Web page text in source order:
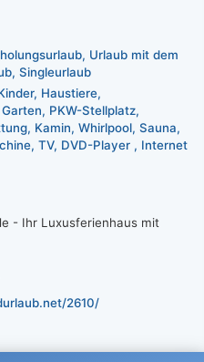
Urlaub mit dem
Singleurlaub
Haustiere
Garten
PKW-Stellplatz
Kamin Whirlpool Sauna
TV DVD-Player
Internet
- Ihr Luxusferienhaus mit
2610/